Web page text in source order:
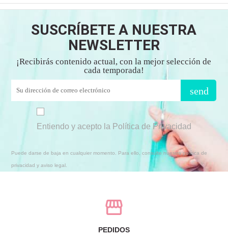
SUSCRÍBETE A NUESTRA
NEWSLETTER
¡Recibirás contenido actual, con la mejor selección de
cada temporada!
send
Entiendo y acepto la Política de Privacidad
Puede darse de baja en cualquier momento. Para ello, consulte nuestra política de
privacidad y aviso legal.
PEDIDOS